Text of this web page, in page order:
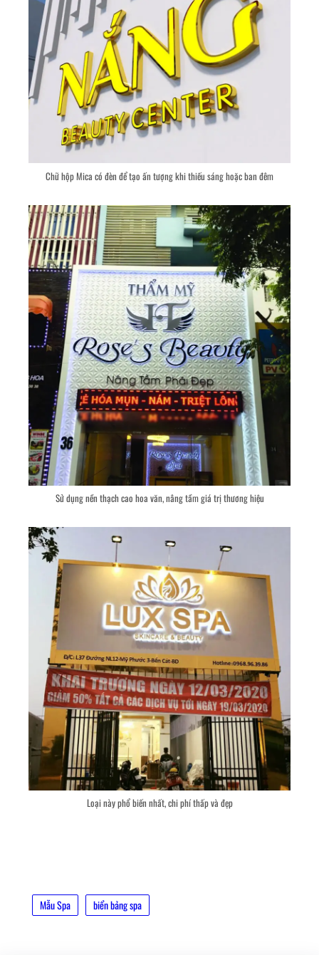
Chữ hộp Mica có đèn để tạo ấn tượng khi thiếu sáng hoặc ban đêm
Sử dụng nền thạch cao hoa văn, nâng tầm giá trị thương hiệu
Loại này phổ biến nhất, chi phí thấp và đẹp
Mẫu Spa biển bảng spa